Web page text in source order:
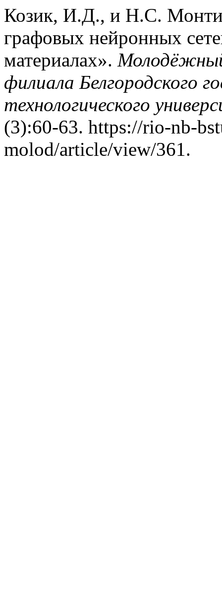
Козик, И.Д., и Н.С.
графовых нейронных
материалах».
филиала Белгородского
технологического
(3):60-63. https://rio-nb-
molod/article/view/361.